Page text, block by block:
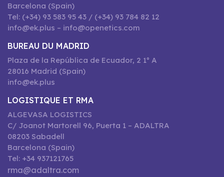
Barcelona (Spain)
Tel: (+34) 93 583 95 43 / (+34) 93 784 82 12
info@ek.plus – info@openetics.com
BUREAU DU MADRID
Plaza de la República de Ecuador, 2 1º A
28016 Madrid (Spain)
info@ek.plus
LOGISTIQUE ET RMA
ALGEVASA LOGISTICS
C/ Joanot Martorell 96, Puerta 1 – ADALTRA
08203 Sabadell
Barcelona (Spain)
Tel: +34 937121765
rma@adaltra.com